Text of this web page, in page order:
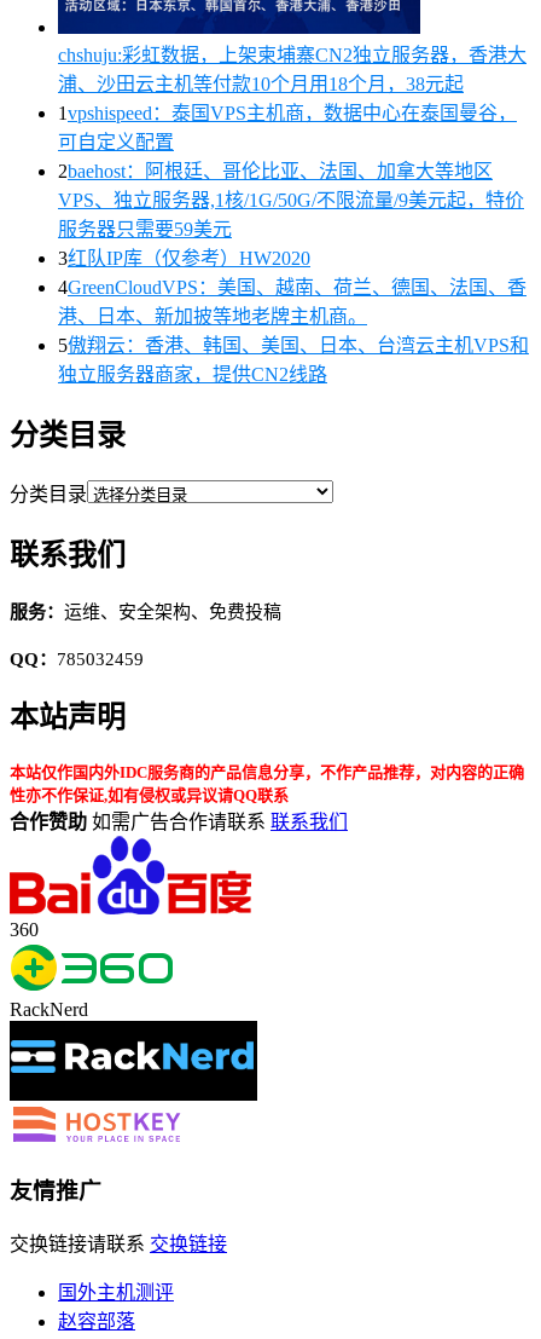
chshuju:彩虹数据，上架柬埔寨CN2独立服务器，香港大
浦、沙田云主机等付款10个月用18个月，38元起
1vpshispeed：泰国VPS主机商，数据中心在泰国曼谷，
可自定义配置
2baehost：阿根廷、哥伦比亚、法国、加拿大等地区
VPS、独立服务器,1核/1G/50G/不限流量/9美元起，特价
服务器只需要59美元
3红队IP库（仅参考）HW2020
4GreenCloudVPS：美国、越南、荷兰、德国、法国、香
港、日本、新加披等地老牌主机商。
5傲翔云：香港、韩国、美国、日本、台湾云主机VPS和
独立服务器商家，提供CN2线路
分类目录
分类目录
联系我们
服务： 运维、安全架构、免费投稿
QQ： 785032459
本站声明
本站仅作国内外IDC服务商的产品信息分享，不作产品推荐，对内容的正确
性亦不作保证,如有侵权或异议请QQ联系
合作赞助 如需广告合作请联系 联系我们
360
RackNerd
友情推广
交换链接请联系 交换链接
国外主机测评
赵容部落